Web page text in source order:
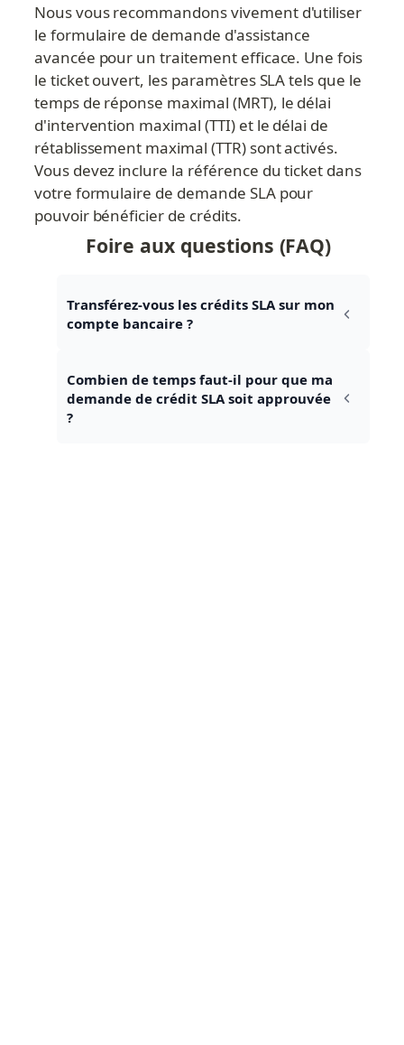
Nous vous recommandons vivement d'utiliser
le formulaire de demande d'assistance
avancée pour un traitement efficace. Une fois
le ticket ouvert, les paramètres SLA tels que le
temps de réponse maximal (MRT), le délai
d'intervention maximal (TTI) et le délai de
rétablissement maximal (TTR) sont activés.
Vous devez inclure la référence du ticket dans
votre formulaire de demande SLA pour
pouvoir bénéficier de crédits.
Foire aux questions (FAQ)
Transférez-vous les crédits SLA sur mon
compte bancaire ?
Combien de temps faut-il pour que ma
demande de crédit SLA soit approuvée
?